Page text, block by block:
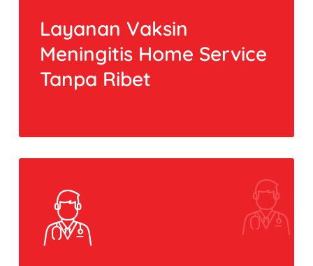
Layanan Vaksin
Meningitis Home Service
Tanpa Ribet